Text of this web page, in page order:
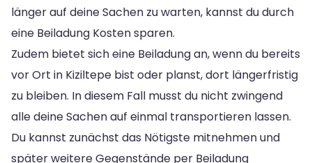
länger auf deine Sachen zu warten, kannst du durch
eine Beiladung Kosten sparen.
Zudem bietet sich eine Beiladung an, wenn du bereits
vor Ort in Kiziltepe bist oder planst, dort längerfristig
zu bleiben. In diesem Fall musst du nicht zwingend
alle deine Sachen auf einmal transportieren lassen.
Du kannst zunächst das Nötigste mitnehmen und
später weitere Gegenstände per Beiladung